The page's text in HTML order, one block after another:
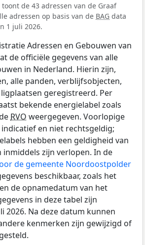
de 43 adressen van de Graaf
adressen op basis van de BAG data
1 juli 2026.
Adressen en Gebouwen van
de officiële gegevens van alle
in Nederland. Hierin zijn,
alle panden, verblijfsobjecten,
geregistreerd. Per
bekende energielabel zoals
RVO weergegeven. Voorlopige
en niet rechtsgeldig;
hebben een geldigheid van
inmiddels zijn verlopen. In de
de gemeente Noordoostpolder
beschikbaar, zoals het
de opnamedatum van het
in deze tabel zijn
2026. Na deze datum kunnen
kenmerken zijn gewijzigd of